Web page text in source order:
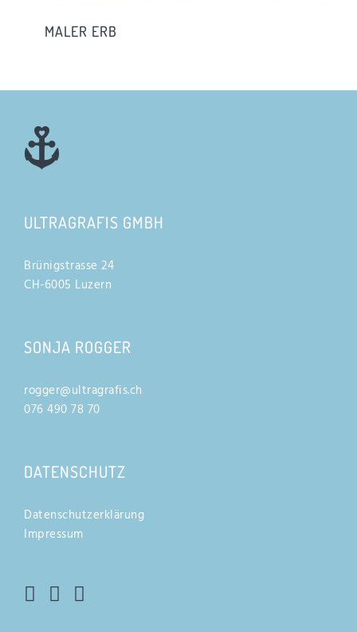
MALER ERB
ULTRAGRAFIS GMBH
Brünigstrasse 24
CH-6005 Luzern
SONJA ROGGER
rogger@ultragrafis.ch
076 490 78 70
DATENSCHUTZ
Datenschutzerklärung
Impressum